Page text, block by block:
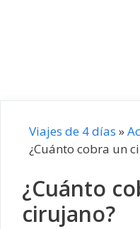
Viajes de 4 días »
¿Cuánto cobra un
¿Cuánto
cirujano?